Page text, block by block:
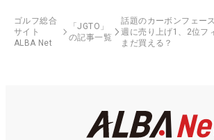
ゴルフ総合
サイト
ALBA Net
「JGTO」
の記事一覧
話題のカーボンフェー
週に売り上げ1、2位フ
まだ買える？